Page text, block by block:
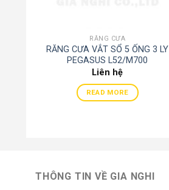
RĂNG CƯA
RĂNG CƯA VẮT SỔ 5 ỐNG 3 LY
PEGASUS L52/M700
208217/208064
Liên hệ
READ MORE
THÔNG TIN VỀ GIA NGHI